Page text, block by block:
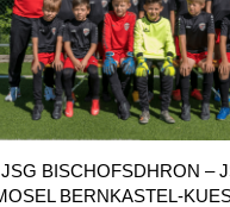
BISCHOFSDHRON –
BERNKASTEL-